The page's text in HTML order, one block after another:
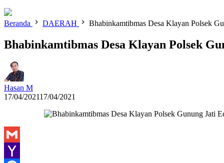
Beranda DAERAH Bhabinkamtibmas Desa Klayan Polsek
Bhabinkamtibmas Desa Klayan Polsek
Hasan M
17/04/202117/04/2021
Gmail